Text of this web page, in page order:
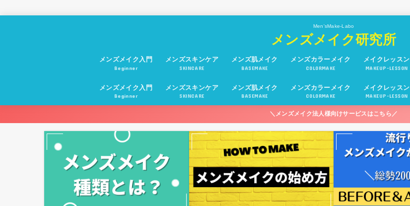
Men'sMake-Labo
メンズメイク研究所
メンズメイク入門
Beginner
メンズスキンケア
SKINCARE
メンズ肌メイク
BASEMAKE
メンズカラーメイク
COLORMAKE
メイクレッスン
MAKEUP-LESSON
メンズメイク入門
Beginner
メンズスキンケア
SKINCARE
メンズ肌メイク
BASEMAKE
メンズカラーメイク
COLORMAKE
メイクレッスン
MAKEUP-LESSON
＼メンズメイク法人様向けサービスはこちら／